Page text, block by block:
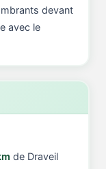
devant
avec le
de Draveil